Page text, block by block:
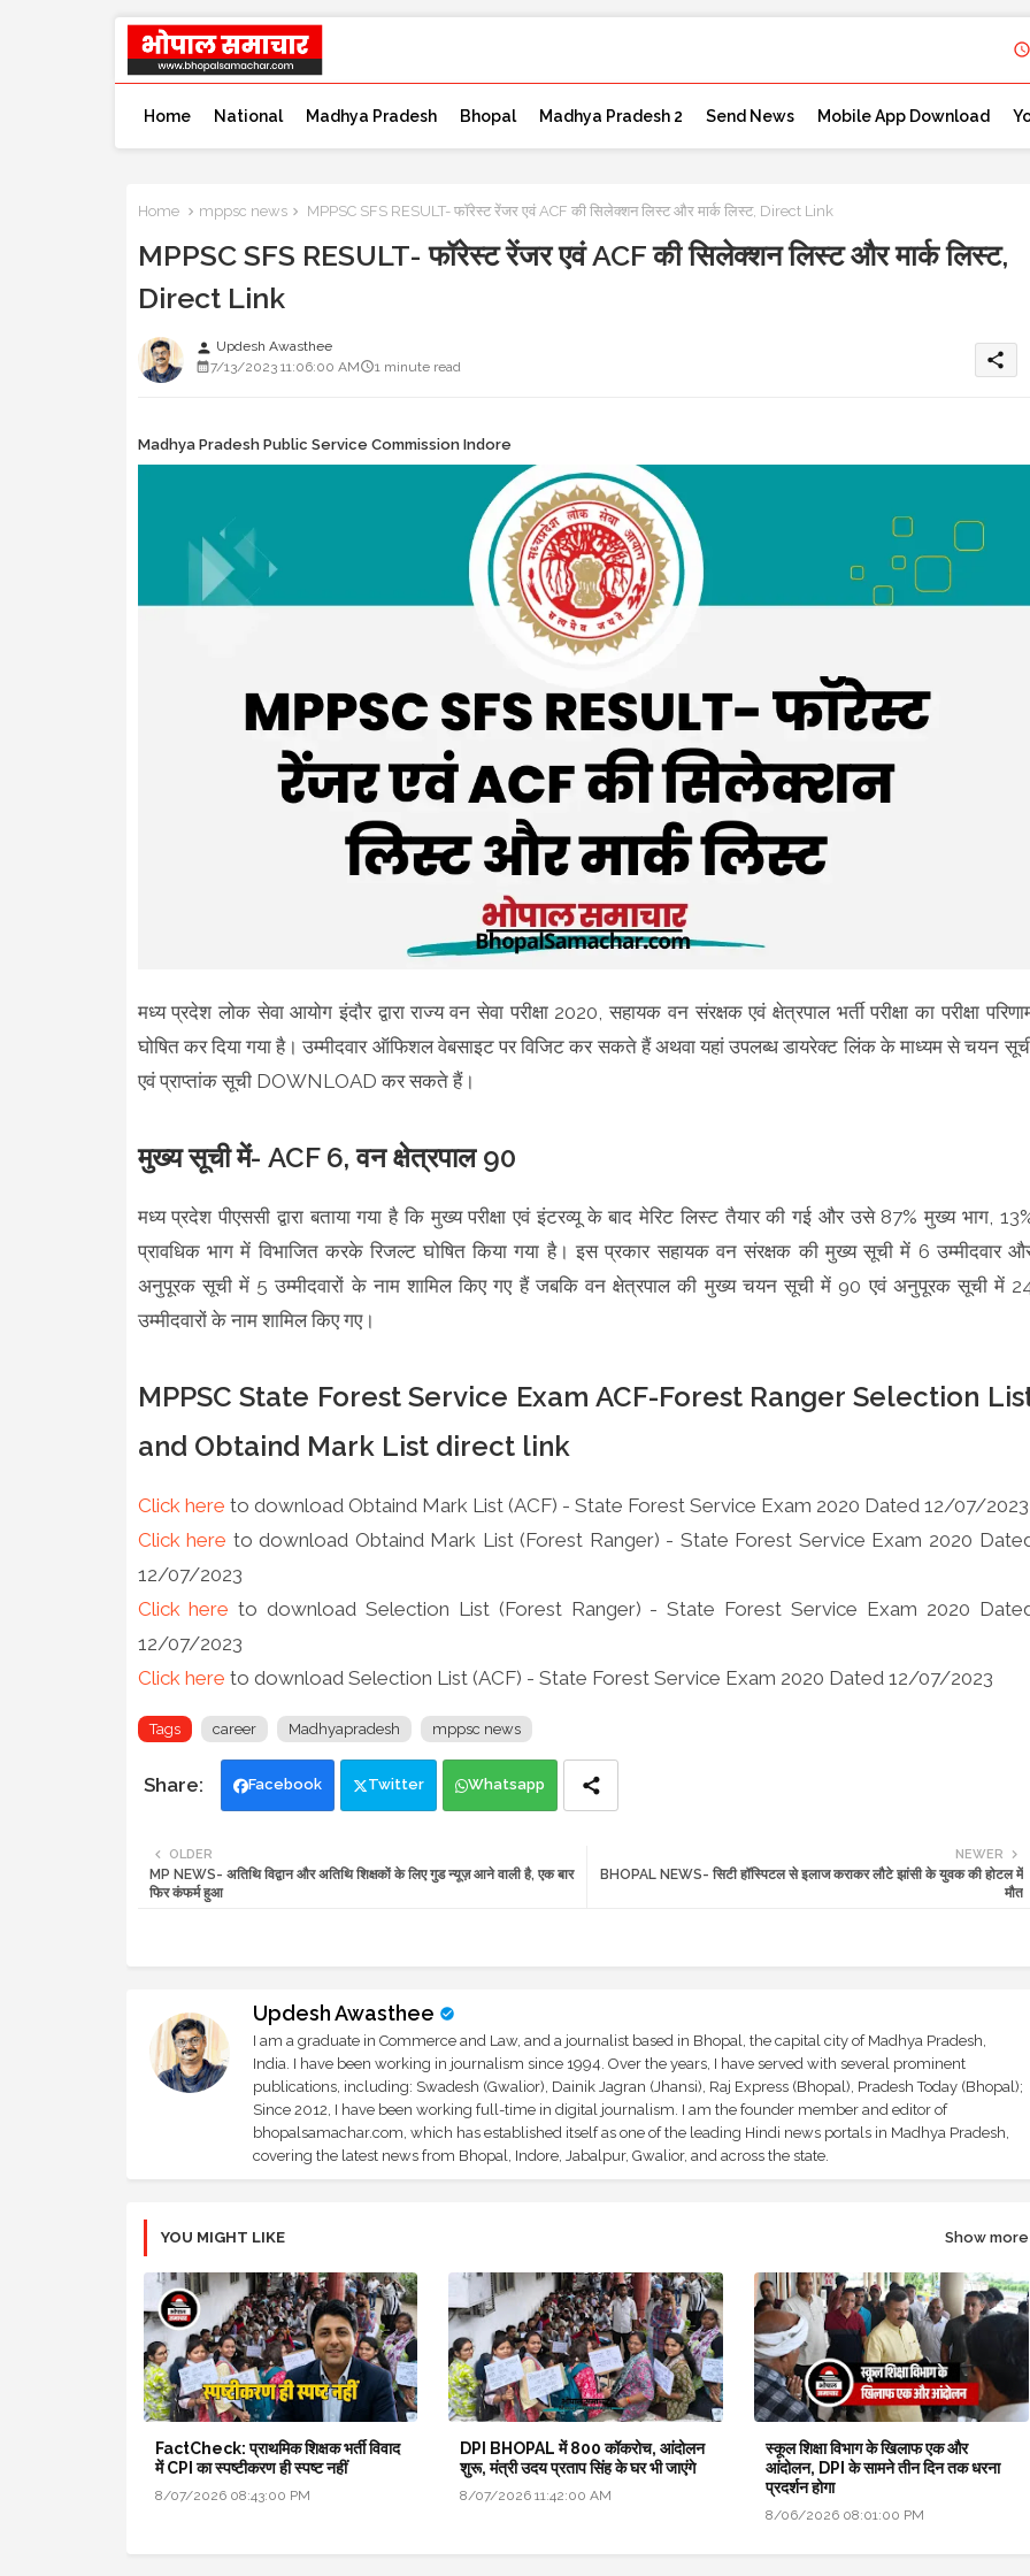
Home National Madhya Pradesh Bhopal Madhya Pradesh 2 Send News Mobile App Download
Home mppsc news MPPSC SFS RESULT- फॉरेस्ट रेंजर एवं ACF की सिलेक्शन लिस्ट और मार्क लिस्ट, Direct Link
MPPSC SFS RESULT- फॉरेस्ट रेंजर एवं ACF की सिलेक्शन लिस्ट और मार्क लिस्ट,
Direct Link
person Updesh Awasthee
7/13/2023 11:06:00 AM
1 minute read share
Madhya Pradesh Public Service Commission Indore
मध्य प्रदेश लोक सेवा आयोग इंदौर द्वारा राज्य वन सेवा परीक्षा 2020, सहायक वन संरक्षक एवं क्षेत्रपाल भर्ती परीक्षा का परीक्षा
घोषित कर दिया गया है। उम्मीदवार ऑफिशल वेबसाइट पर विजिट कर सकते हैं अथवा यहां उपलब्ध डायरेक्ट लिंक के माध्यम से चयन
एवं प्राप्तांक सूची DOWNLOAD कर सकते हैं।
मुख्य सूची में- ACF 6, वन क्षेत्रपाल 90
मध्य प्रदेश पीएससी द्वारा बताया गया है कि मुख्य परीक्षा एवं इंटरव्यू के बाद मेरिट लिस्ट तैयार की गई और उसे 87% मुख्य भाग,
प्रावधिक भाग में विभाजित करके रिजल्ट घोषित किया गया है। इस प्रकार सहायक वन संरक्षक की मुख्य सूची में 6 उम्मीदवार
अनुपूरक सूची में 5 उम्मीदवारों के नाम शामिल किए गए हैं जबकि वन क्षेत्रपाल की मुख्य चयन सूची में 90 एवं अनुपूरक सूची में
उम्मीदवारों के नाम शामिल किए गए।
MPPSC State Forest Service Exam ACF-Forest Ranger Selection
and Obtaind Mark List direct link
Click here to download Obtaind Mark List (ACF) - State Forest Service Exam 2020 Dated 12/07/2023
Click here to download Obtaind Mark List (Forest Ranger) - State Forest Service Exam 2020
12/07/2023
Click hereto download Selection List (Forest Ranger) - State Forest Service Exam 2020
12/07/2023
Click here to download Selection List (ACF) - State Forest Service Exam 2020 Dated 12/07/2023
Tags career Madhyapradesh mppsc news
Facebook Twitter Whatsapp
NEWER
BHOPAL NEWS- सिटी हॉस्पिटल से इलाज कराकर लौटे झांसी के युवक की होटल में
मौत
OLDER
MP NEWS- अतिथि विद्वान और अतिथि शिक्षकों के लिए गुड न्यूज़ आने वाली है, एक बार
फिर कंफर्म हुआ
Updesh Awasthee
I am a graduate in Commerce and Law, and a journalist based in Bhopal, the capital city of Madhya Pradesh,
India. I have been working in journalism since 1994. Over the years, I have served with several prominent
publications, including: Swadesh (Gwalior), Dainik Jagran (Jhansi), Raj Express (Bhopal), Pradesh Today (Bhopal);
Since 2012, I have been working full-time in digital journalism. I am the founder member and editor of
bhopalsamachar.com, which has established itself as one of the leading Hindi news portals in Madhya Pradesh,
covering the latest news from Bhopal, Indore, Jabalpur, Gwalior, and across the state.
YOU MIGHT LIKE Show more
FactCheck: प्राथमिक शिक्षक भर्ती विवाद
में CPI का स्पष्टीकरण ही स्पष्ट नहीं
8/07/2026 08:43:00 PM
DPI BHOPAL में 800 कॉकरोच, आंदोलन
शुरू, मंत्री उदय प्रताप सिंह के घर भी जाएंगे
8/07/2026 11:42:00 AM
स्कूल शिक्षा विभाग के खिलाफ एक और
आंदोलन, DPI के सामने तीन दिन तक धरना
प्रदर्शन होगा
8/06/2026 08:01:00 PM